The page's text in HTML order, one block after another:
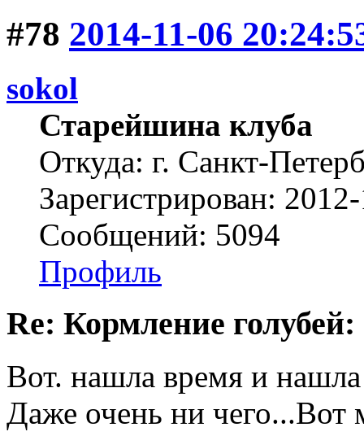
#78 2014-11-06
sokol
Старейшина клуба
Откуда: г. Санкт-
Зарегистрирован:
Сообщений: 5094
Профиль
Re: Кормление
Вот. нашла время и
Даже очень ни